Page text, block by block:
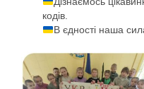
кодів.
В єдності наша